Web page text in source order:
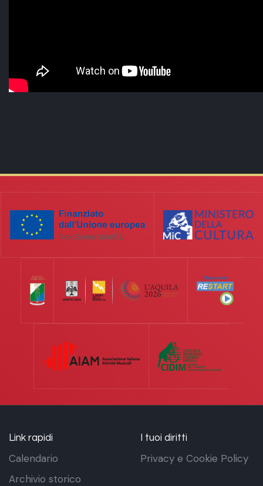
Link rapidi
Calendario
Archivio storico
I tuoi diritti
Privacy e Cookie Policy